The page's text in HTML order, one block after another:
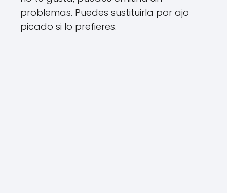
problemas. Puedes sustituirla por ajo
picado si lo prefieres.